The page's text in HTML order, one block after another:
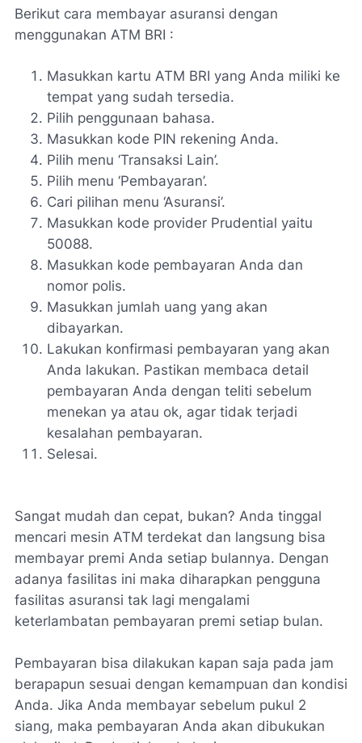
Berikut cara membayar asuransi dengan
menggunakan ATM BRI :
Masukkan kartu ATM BRI yang Anda miliki ke
tempat yang sudah tersedia.
Pilih penggunaan bahasa.
Masukkan kode PIN rekening Anda.
Pilih menu ‘Transaksi Lain’.
Pilih menu ‘Pembayaran’.
Cari pilihan menu ‘Asuransi’.
Masukkan kode provider Prudential yaitu
50088.
Masukkan kode pembayaran Anda dan
nomor polis.
Masukkan jumlah uang yang akan
dibayarkan.
Lakukan konfirmasi pembayaran yang akan
Anda lakukan. Pastikan membaca detail
pembayaran Anda dengan teliti sebelum
menekan ya atau ok, agar tidak terjadi
kesalahan pembayaran.
Selesai.
Sangat mudah dan cepat, bukan? Anda tinggal
mencari mesin ATM terdekat dan langsung bisa
membayar premi Anda setiap bulannya. Dengan
adanya fasilitas ini maka diharapkan pengguna
fasilitas asuransi tak lagi mengalami
keterlambatan pembayaran premi setiap bulan.
Pembayaran bisa dilakukan kapan saja pada jam
berapapun sesuai dengan kemampuan dan kondisi
Anda. Jika Anda membayar sebelum pukul 2
siang, maka pembayaran Anda akan dibukukan